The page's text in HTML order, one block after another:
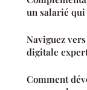
un salarié qui
Naviguez
digitale
Comment